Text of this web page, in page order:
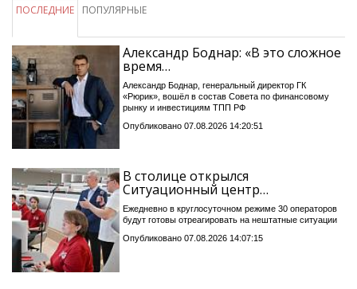
ПОСЛЕДНИЕ ПОПУЛЯРНЫЕ
Александр Боднар: «В это сложное
время…
Александр Боднар, генеральный директор ГК
«Рюрик», вошёл в состав Совета по финансовому
рынку и инвестициям ТПП РФ
Опубликовано 07.08.2026 14:20:51
В столице открылся
Ситуационный центр…
Ежедневно в круглосуточном режиме 30 операторов
будут готовы отреагировать на нештатные ситуации
Опубликовано 07.08.2026 14:07:15